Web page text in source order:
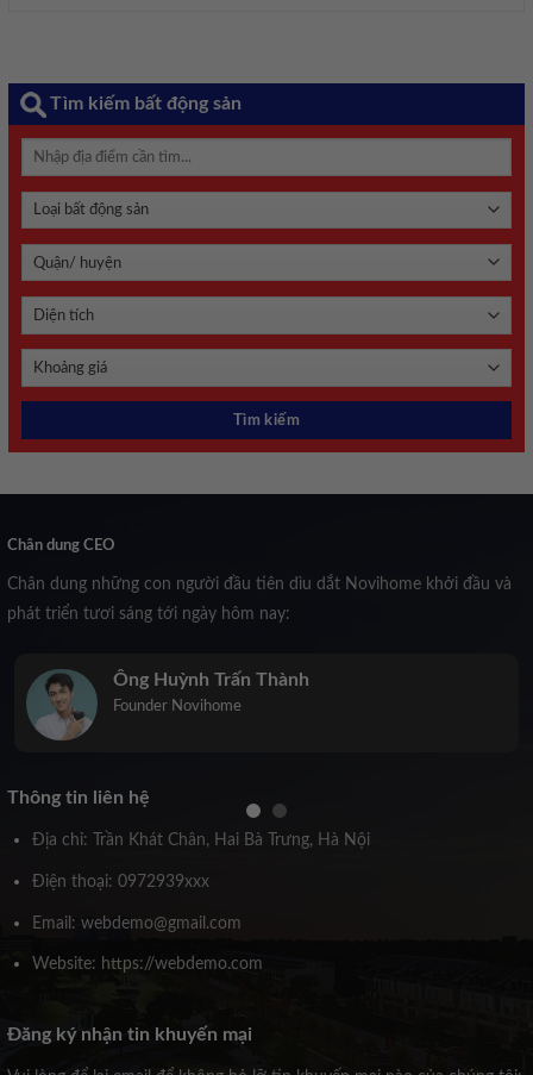
Tìm kiếm bất động sản
Chân dung CEO
Chân dung những con người đầu tiên dìu dắt Novihome khởi đầu và
phát triển tươi sáng tới ngày hôm nay:
Ông Huỳnh Trấn Thành
Founder Novihome
Thông tin liên hệ
Địa chỉ: Trần Khát Chân, Hai Bà Trưng, Hà Nội
Điện thoại: 0972939xxx
Email: webdemo@gmail.com
Website: https://webdemo.com
Đăng ký nhận tin khuyến mại